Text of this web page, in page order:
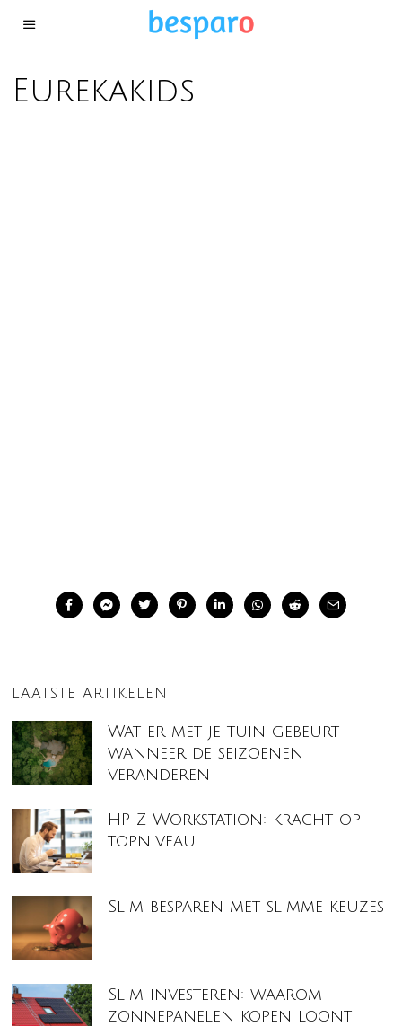
Eurekakids
LAATSTE ARTIKELEN
Wat er met je tuin gebeurt
wanneer de seizoenen
veranderen
HP Z Workstation: kracht op
topniveau
Slim besparen met slimme keuzes
Slim investeren: waarom
zonnepanelen kopen loont